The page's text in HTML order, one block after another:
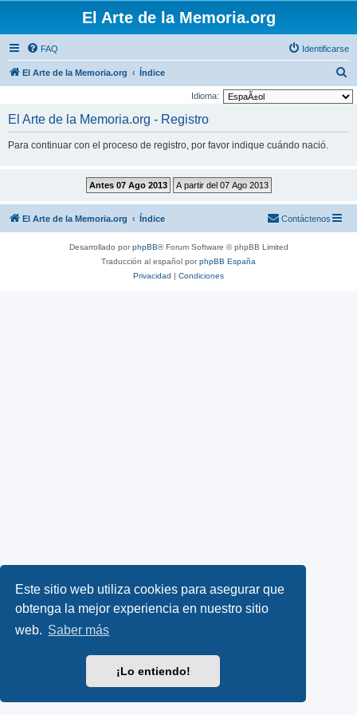
Este sitio web utiliza cookies para asegurar que
obtenga la mejor experiencia en nuestro sitio
web. Saber más
¡Lo entiendo!
El Arte de la Memoria.org
FAQ Identificarse
El Arte de la Memoria.org Índice
u
Idioma:
El Arte de la Memoria.org - Registro
Para continuar con el proceso de registro, por favor indique cuándo nació.
El Arte de la Memoria.org Índice Contáctenos
Desarrollado porphpBB® Forum Software © phpBB Limited
Traducción al español porphpBB España
Privacidad | Condiciones